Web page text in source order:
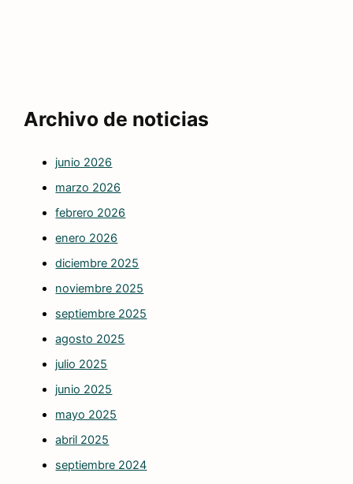
Archivo de noticias
junio 2026
marzo 2026
febrero 2026
enero 2026
diciembre 2025
noviembre 2025
septiembre 2025
agosto 2025
julio 2025
junio 2025
mayo 2025
abril 2025
septiembre 2024